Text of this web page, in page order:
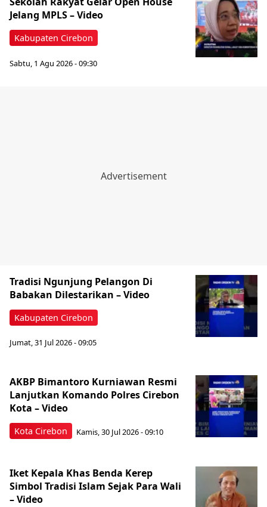
Kabupaten Cirebon
Jelang MPLS – Video
Sabtu, 1 Agu 2026 - 09:30
Kabupaten Cirebon
Tradisi Ngunjung Pelangon Di
Babakan Dilestarikan – Video
Jumat, 31 Jul 2026 - 09:05
Kota Cirebon
AKBP Bimantoro Kurniawan Resmi
Lanjutkan Komando Polres Cirebon
Kota – Video
Kamis, 30 Jul 2026 - 09:10
Iket Kepala Khas Benda Kerep
Simbol Tradisi Islam Sejak Para Wali
– Video